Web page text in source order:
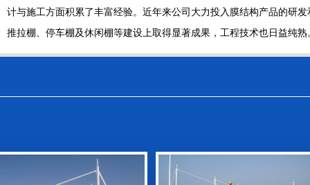
计与施工方面积累了丰富经验。近年来公司大力投入膜结构产品的研
推拉棚、停车棚及休闲棚等建设上取得显著成果，工程技术也日益纯熟